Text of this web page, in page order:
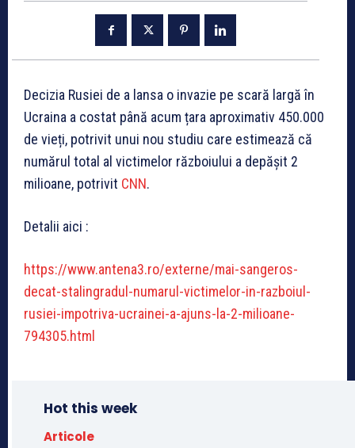
Decizia Rusiei de a lansa o invazie pe scară largă în
Ucraina a costat până acum țara aproximativ 450.000
de vieți, potrivit unui nou studiu care estimează că
numărul total al victimelor războiului a depășit 2
milioane, potrivit CNN.
Detalii aici :
https://www.antena3.ro/externe/mai-sangeros-
decat-stalingradul-numarul-victimelor-in-razboiul-
rusiei-impotriva-ucrainei-a-ajuns-la-2-milioane-
794305.html
Hot this week
Articole